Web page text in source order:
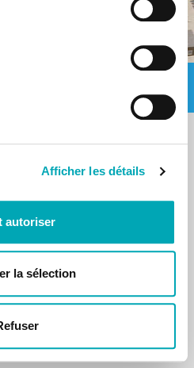
Afficher les détails
autoriser
la sélection
Carisey, Christof Sonderegger